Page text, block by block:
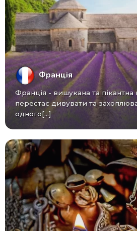
Франція
Франція - вишукана та пікантна країна, яка не
перестає дивувати та
одного[...]